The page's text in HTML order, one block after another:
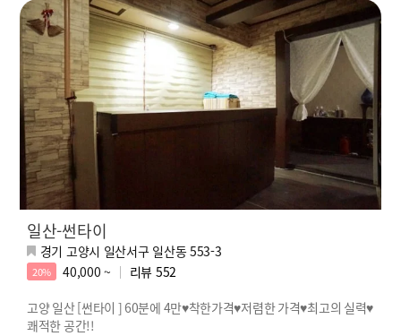
일산-썬타이
경기 고양시 일산서구 일산동 553-3
20% 40,000 ~ 리뷰 552
고양 일산 [썬타이 ] 60분에 4만♥착한가격♥저렴한 가격♥최고의 실력♥
쾌적한 공간!!